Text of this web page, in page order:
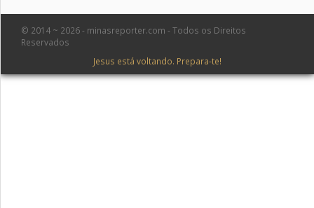
© 2014 ~ 2026 - minasreporter.com - Todos os Direitos
Reservados
Jesus está voltando. Prepara-te!